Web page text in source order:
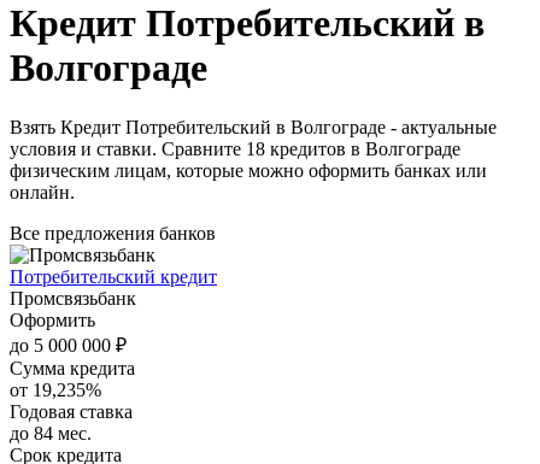
Кредит Потребительский в
Волгограде
Взять Кредит Потребительский в Волгограде - актуальные
условия и ставки. Сравните 18 кредитов в Волгограде
физическим лицам, которые можно оформить банках или
онлайн.
Все предложения банков
Потребительский кредит
Промсвязьбанк
Оформить
до 5 000 000 ₽
Сумма кредита
от 19,235%
Годовая ставка
до 84 мес.
Срок кредита